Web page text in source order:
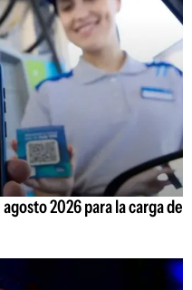
2026 para la carga de